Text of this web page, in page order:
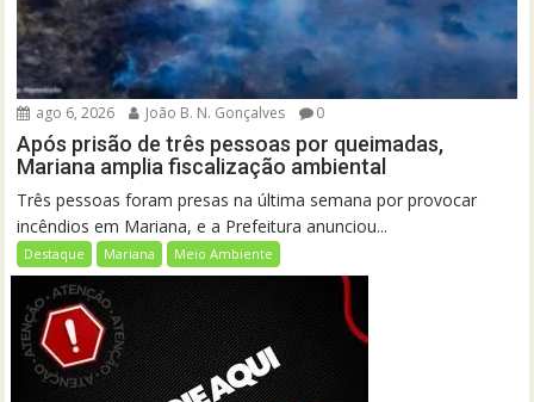
ago 6, 2026 João B. N. Gonçalves 0
Após prisão de três pessoas por queimadas,
Mariana amplia fiscalização ambiental
Três pessoas foram presas na última semana por provocar
incêndios em Mariana, e a Prefeitura anunciou...
Destaque Mariana Meio Ambiente